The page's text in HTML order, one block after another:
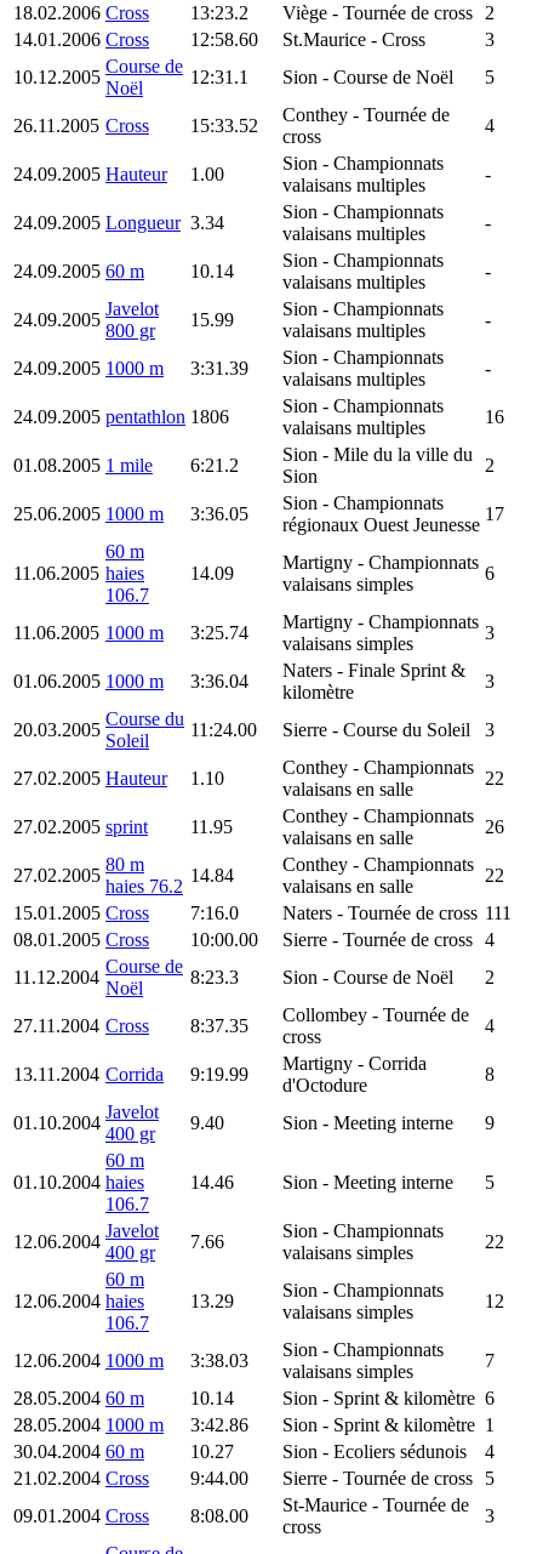
18.02.2006 Cross 13:23.2 Viège - Tournée de cross
2
14.01.2006 Cross 12:58.60 St.Maurice - Cross
3
10.12.2005
Course de
Noël
12:31.1 Sion - Course de Noël 5
26.11.2005 Cross 15:33.52
Conthey - Tournée de
cross
4
24.09.2005 Hauteur 1.00
Sion - Championnats
valaisans multiples
-
24.09.2005 Longueur 3.34
Sion - Championnats
valaisans multiples
-
24.09.2005 60 m 10.14
Sion - Championnats
valaisans multiples
-
24.09.2005
Javelot
800 gr
15.99
Sion - Championnats
valaisans multiples
-
24.09.2005 1000 m 3:31.39
Sion - Championnats
valaisans multiples
-
24.09.2005 pentathlon 1806
Sion - Championnats
valaisans multiples
16
01.08.2005 1 mile 6:21.2
Sion - Mile du la ville du
Sion
2
25.06.2005 1000 m 3:36.05
Sion - Championnats
régionaux Ouest Jeunesse
17
11.06.2005
60 m
haies
106.7
14.09
Martigny - Championnats
valaisans simples
6
11.06.2005 1000 m 3:25.74
Martigny - Championnats
valaisans simples
3
01.06.2005 1000 m 3:36.04
Naters - Finale Sprint &
kilomètre
3
20.03.2005
Course du
Soleil
11:24.00 Sierre - Course du Soleil 3
27.02.2005 Hauteur 1.10
Conthey - Championnats
valaisans en salle
22
27.02.2005 sprint 11.95
Conthey - Championnats
valaisans en salle
26
27.02.2005
80 m
haies 76.2
14.84
Conthey - Championnats
valaisans en salle
22
15.01.2005 Cross 7:16.0 Naters - Tournée de cross 111
08.01.2005 Cross 10:00.00 Sierre - Tournée de cross 4
11.12.2004
Course de
Noël
8:23.3 Sion - Course de Noël 2
27.11.2004 Cross 8:37.35
Collombey - Tournée de
cross
4
13.11.2004 Corrida 9:19.99
Martigny - Corrida
d'Octodure
8
01.10.2004
Javelot
400 gr
9.40 Sion - Meeting interne 9
01.10.2004
60 m
haies
106.7
14.46 Sion - Meeting interne 5
12.06.2004
Javelot
400 gr
7.66
Sion - Championnats
valaisans simples
22
12.06.2004
60 m
haies
106.7
13.29
Sion - Championnats
valaisans simples
12
12.06.2004 1000 m 3:38.03
Sion - Championnats
valaisans simples
7
28.05.2004 60 m 10.14 Sion - Sprint & kilomètre 6
28.05.2004 1000 m 3:42.86 Sion - Sprint & kilomètre 1
30.04.2004 60 m 10.27 Sion - Ecoliers sédunois
4
21.02.2004 Cross 9:44.00 Sierre - Tournée de cross
5
09.01.2004 Cross 8:08.00
St-Maurice - Tournée de
cross
3